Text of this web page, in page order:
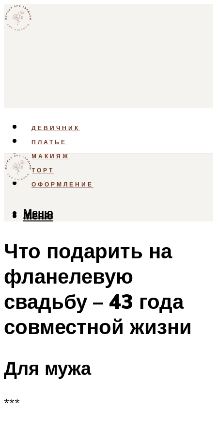
ДЕВИЧНИК
ПЛАТЬЕ
МАКИЯЖ
ТОРТ
ОФОРМЛЕНИЕ
Меню
Меню
Что подарить на
фланелевую
свадьбу – 43 года
совместной жизни
Для мужа
***